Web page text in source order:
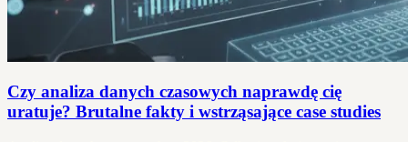
Czy analiza danych czasowych naprawdę cię
uratuje? Brutalne fakty i wstrząsające case studies